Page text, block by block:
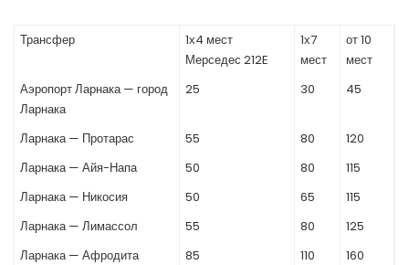
Трансфер
1х4 мест
Мерседес 212E
1х7
мест
от 10
мест
Аэропорт Ларнака — город
Ларнака
25 30 45
Ларнака — Протарас 55 80
120
Ларнака — Айя-Напа
50 80
115
Ларнака — Никосия
50 65
115
Ларнака — Лимассол
55 80
125
Ларнака — Афродита
85 110 160